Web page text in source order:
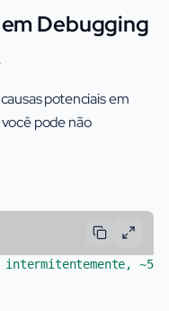
Debugging
potenciais em
pode não
~5%